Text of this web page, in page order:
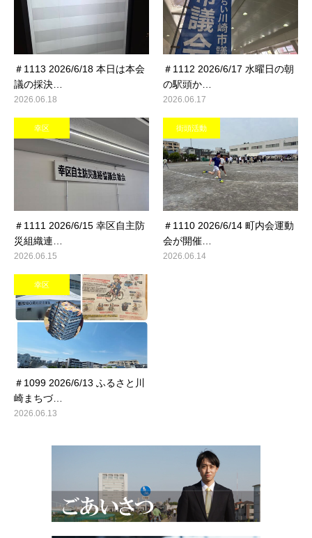
＃1113 2026/6/18 本日は本会
議の採決…
2026.06.18
＃1112 2026/6/17 水曜日の朝
の駅頭か…
2026.06.17
幸区
＃1111 2026/6/15 幸区自主防
災組織連…
2026.06.15
街頭活動
＃1110 2026/6/14 町内会運動
会が開催…
2026.06.14
幸区
＃1099 2026/6/13 ふるさと川
崎まちづ…
2026.06.13